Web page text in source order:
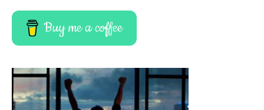
Buy me a coffee